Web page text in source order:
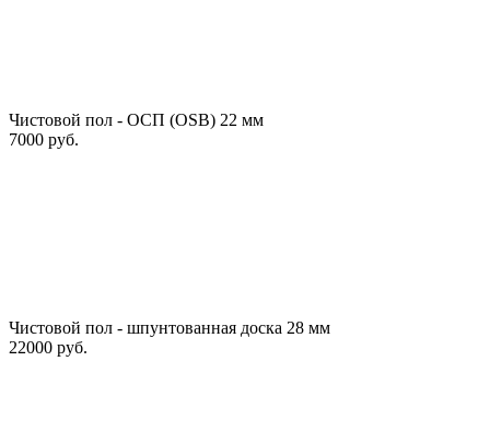
Чистовой пол - ОСП (OSB) 22 мм
7000 руб.
Чистовой пол - шпунтованная доска 28 мм
22000 руб.